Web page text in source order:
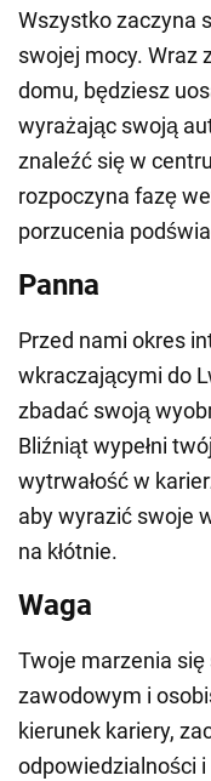
Wszystko zaczyna
swojej mocy. Wraz
domu, będziesz
wyrażając swoją
znaleźć się w
rozpoczyna fazę
porzucenia
Panna
Przed nami okres
wkraczającymi do
zbadać swoją
Bliźniąt wypełni
wytrwałość w
aby wyrazić swoje
na kłótnie.
Waga
Twoje marzenia się
zawodowym i
kierunek kariery,
odpowiedzialności